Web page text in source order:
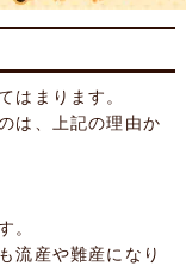
はまります。
は、上記の理由か
。
流産や難産になり